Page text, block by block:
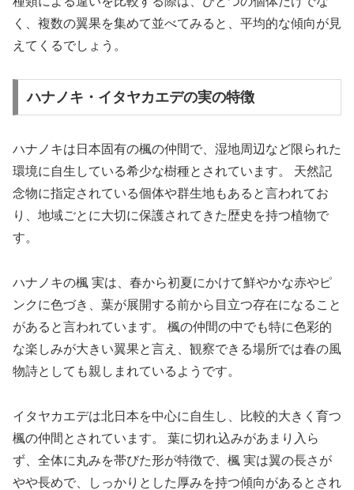
く、複数の翼果を集めて並べてみると、平均的な傾向が見
えてくるでしょう。
ハナノキ・イタヤカエデの実の特徴
ハナノキは日本固有の楓の仲間で、湿地周辺など限られた
環境に自生している希少な樹種とされています。 天然記
念物に指定されている個体や群生地もあると言われてお
り、地域ごとに大切に保護されてきた歴史を持つ植物で
す。
ハナノキの楓 実は、春から初夏にかけて鮮やかな赤やピ
ンクに色づき、葉が展開する前から目立つ存在になること
があると言われています。 楓の仲間の中でも特に色彩的
な楽しみが大きい翼果と言え、観察できる場所では春の風
物詩としても親しまれているようです。
イタヤカエデは北日本を中心に自生し、比較的大きく育つ
楓の仲間とされています。 葉に切れ込みがあまり入ら
ず、全体に丸みを帯びた形が特徴で、楓 実は翼の長さが
やや長めで、しっかりとした厚みを持つ傾向があるとされ